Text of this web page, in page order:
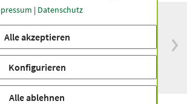
Spitzenqualität seit
| Datenschutz
Alle akzeptieren
Konfigurieren
Alle ablehnen